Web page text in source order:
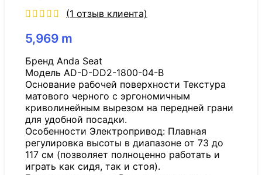
(1 отзыв клиента)
5,969 m
Бренд Anda Seat
Модель AD-D-DD2-1800-04-B
Основание рабочей поверхности Текстура
матового черного с эргономичным
криволинейным вырезом на передней грани
для удобной посадки.
Особенности Электропривод: Плавная
регулировка высоты в диапазоне от 73 до
117 см (позволяет полноценно работать и
играть как сидя, так и стоя).